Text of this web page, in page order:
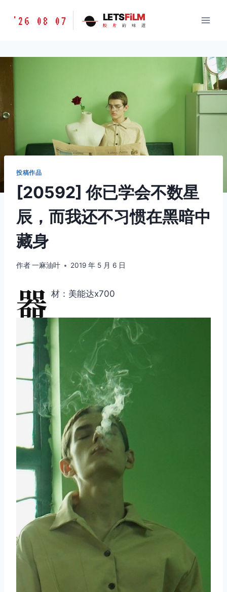
胶
味
'26 08 07 LETSFiLM
胶 片 的 味 道
投稿作品
[20592] 你已学会不数星
辰，而我还不习惯在黑暗中
藏身
作者一麻油叶 2019 年 5 月 6 日
器 材：美能达x700